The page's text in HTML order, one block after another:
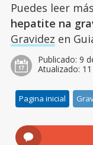
Puedes leer
hepatite na
Gravidez en
Publicado: 9
Atualizado:
Pagina inicial